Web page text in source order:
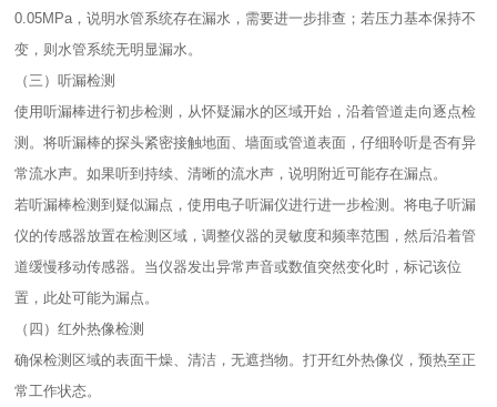
0.05MPa，说明水管系统存在漏水，需要进一步排查；若压力基本保持不
变，则水管系统无明显漏水。​
（三）听漏检测​
使用听漏棒进行初步检测，从怀疑漏水的区域开始，沿着管道走向逐点检
测。将听漏棒的探头紧密接触地面、墙面或管道表面，仔细聆听是否有异
常流水声。如果听到持续、清晰的流水声，说明附近可能存在漏点。​
若听漏棒检测到疑似漏点，使用电子听漏仪进行进一步检测。将电子听漏
仪的传感器放置在检测区域，调整仪器的灵敏度和频率范围，然后沿着管
道缓慢移动传感器。当仪器发出异常声音或数值突然变化时，标记该位
置，此处可能为漏点。​
（四）红外热像检测​
确保检测区域的表面干燥、清洁，无遮挡物。打开红外热像仪，预热至正
常工作状态。​